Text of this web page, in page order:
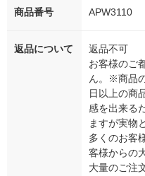
商品番号 APW3110
返品について
返品不可
お客様のご
ん。※商品
日以上の商
感を出来る
ますが実物
多くのお客
客様からの
大量のご注